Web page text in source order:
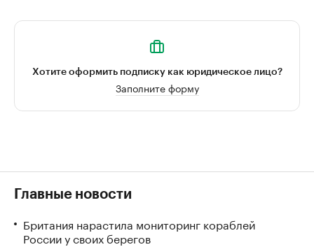
Хотите оформить подписку как юридическое лицо?
Заполните форму
Главные новости
Британия нарастила мониторинг кораблей
России у своих берегов